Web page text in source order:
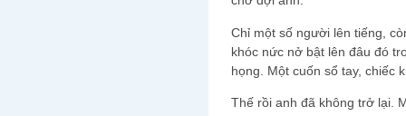
Chỉ một số người lên tiếng,
khóc nức nở bật lên đâu đó
họng. Một cuốn sổ tay, chiếc
Thế rồi anh đã không trở lại.